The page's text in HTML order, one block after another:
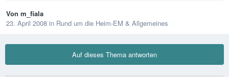
Von m_fiala
23. April 2008 in Rund um die Heim-EM & Allgemeines
Auf dieses Thema antworten